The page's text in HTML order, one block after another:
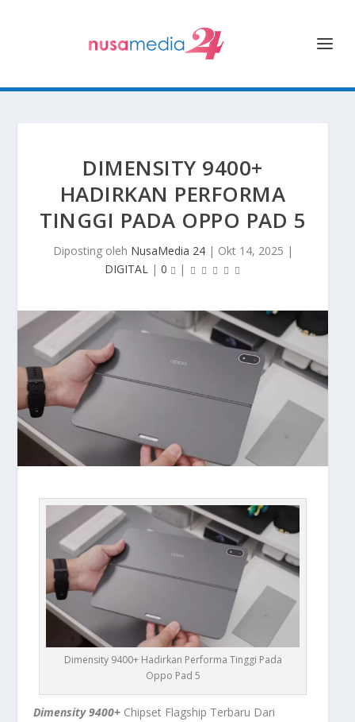
DIMENSITY 9400+
HADIRKAN PERFORMA
TINGGI PADA OPPO PAD 5
Diposting oleh NusaMedia 24| Okt 14, 2025 |
DIGITAL | 0 |
Dimensity 9400+ Hadirkan Performa Tinggi Pada
Oppo Pad 5
Dimensity 9400+ Chipset Flagship Terbaru Dari